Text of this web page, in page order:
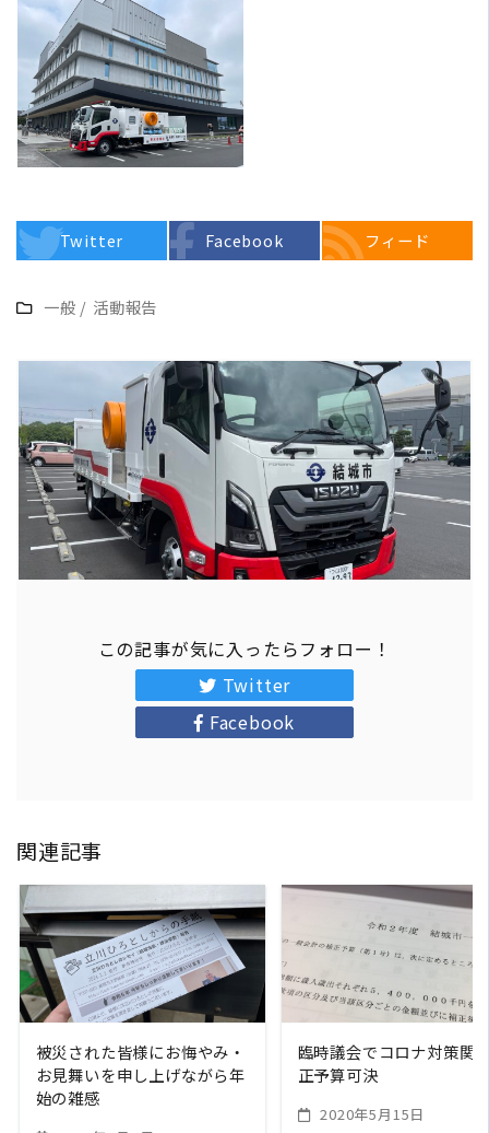
Twitter Facebook フィード
一般 / 活動報告
この記事が気に入ったらフォロー！
Twitter
Facebook
関連記事
READ MORE
被災された皆様にお悔やみ・
お見舞いを申し上げながら年
始の雑感
READ MORE
臨時議会でコロナ対策関
正予算可決
2020年5月15日